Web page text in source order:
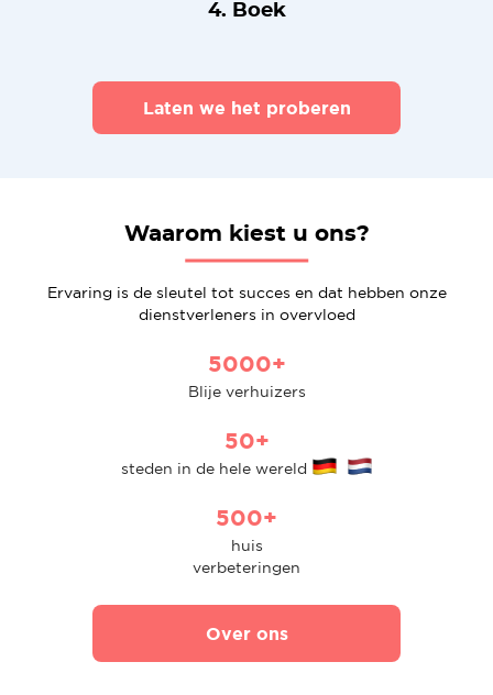
4. Boek
Laten we het proberen
Waarom kiest u ons?
Ervaring is de sleutel tot succes en dat hebben onze
dienstverleners in overvloed
5000+
Blije verhuizers
50+
steden in de hele wereld
500+
huis
verbeteringen
Over ons